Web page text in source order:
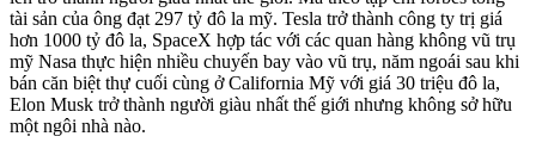
tài sản của ông đạt 297 tỷ đô la mỹ. Tesla trở thành công ty trị giá
hơn 1000 tỷ đô la, SpaceX hợp tác với các quan hàng không vũ trụ
mỹ Nasa thực hiện nhiều chuyến bay vào vũ trụ, năm ngoái sau khi
bán căn biệt thự cuối cùng ở California Mỹ với giá 30 triệu đô la,
Elon Musk trở thành người giàu nhất thế giới nhưng không sở hữu
một ngôi nhà nào.